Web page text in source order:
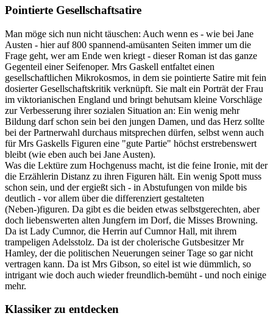
Pointierte Gesellschaftsatire
Man möge sich nun nicht täuschen: Auch wenn es - wie bei Jane
Austen - hier auf 800 spannend-amüsanten Seiten immer um die
Frage geht, wer am Ende wen kriegt - dieser Roman ist das ganze
Gegenteil einer Seifenoper. Mrs Gaskell entfaltet einen
gesellschaftlichen Mikrokosmos, in dem sie pointierte Satire mit fein
dosierter Gesellschaftskritik verknüpft. Sie malt ein Porträt der Frau
im viktorianischen England und bringt behutsam kleine Vorschläge
zur Verbesserung ihrer sozialen Situation an: Ein wenig mehr
Bildung darf schon sein bei den jungen Damen, und das Herz sollte
bei der Partnerwahl durchaus mitsprechen dürfen, selbst wenn auch
für Mrs Gaskells Figuren eine "gute Partie" höchst erstrebenswert
bleibt (wie eben auch bei Jane Austen).
Was die Lektüre zum Hochgenuss macht, ist die feine Ironie, mit der
die Erzählerin Distanz zu ihren Figuren hält. Ein wenig Spott muss
schon sein, und der ergießt sich - in Abstufungen von milde bis
deutlich - vor allem über die differenziert gestalteten
(Neben-)figuren. Da gibt es die beiden etwas selbstgerechten, aber
doch liebenswerten alten Jungfern im Dorf, die Misses Browning.
Da ist Lady Cumnor, die Herrin auf Cumnor Hall, mit ihrem
trampeligen Adelsstolz. Da ist der cholerische Gutsbesitzer Mr
Hamley, der die politischen Neuerungen seiner Tage so gar nicht
vertragen kann. Da ist Mrs Gibson, so eitel ist wie dümmlich, so
intrigant wie doch auch wieder freundlich-bemüht - und noch einige
mehr.
Klassiker zu entdecken